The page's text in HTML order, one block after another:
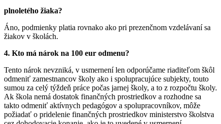
plnoletého žiaka?
Áno, podmienky platia rovnako ako pri prezenčnom vzdelávaní sa
žiakov v školách.
4. Kto má nárok na 100 eur odmenu?
Tento nárok nevzniká, v usmernení len odporúčame riaditeľom škôl
odmeniť zamestnancov školy ako i spolupracujúce subjekty, touto
sumou za celý týždeň práce počas jarnej školy, a to z rozpočtu školy.
Ak škola nemá dostatok finančných prostriedkov a rozhodne sa
takto odmeniť aktívnych pedagógov a spolupracovníkov, môže
požiadať o pridelenie finančných prostriedkov ministerstvo školstva